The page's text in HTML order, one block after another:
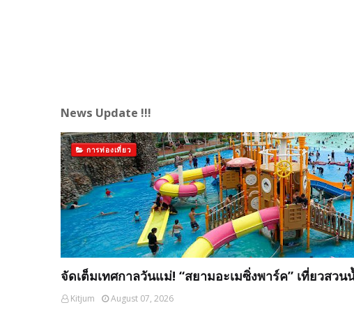
News Update !!!
การท่องเที่ยว
จัดเต็มเทศกาลวันแม่! “สยามอะเมซิ่งพาร์ค” เที่ยวสว
Kitjum
August 07, 2026